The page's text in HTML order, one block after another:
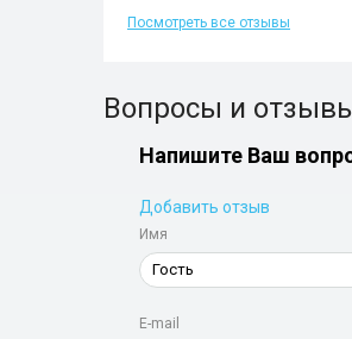
Посмотреть все отзывы
Вопросы и
Напишите Ваш
Добавить отзыв
Имя
E-mail